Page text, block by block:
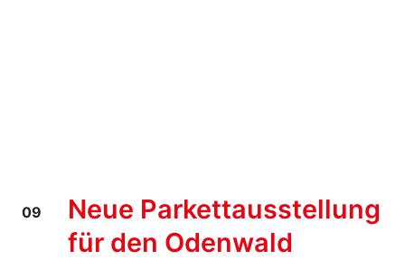
09
Neue Parkettausstellung
für den Odenwald